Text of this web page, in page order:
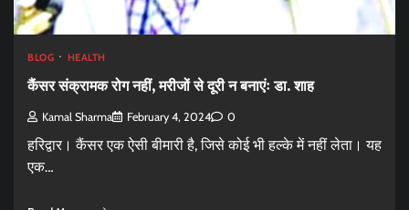
BLOG HEALTH
कैंसर संक्रामक रोग नहीं, मरीजों से दूरी न बनाएंः डा. शाह
Kamal Sharma February 4, 2024 0
हरिद्वार। कैंसर एक ऐसी बीमारी है, जिसे कोई भी हल्के में नहीं लेता। यह
एक…